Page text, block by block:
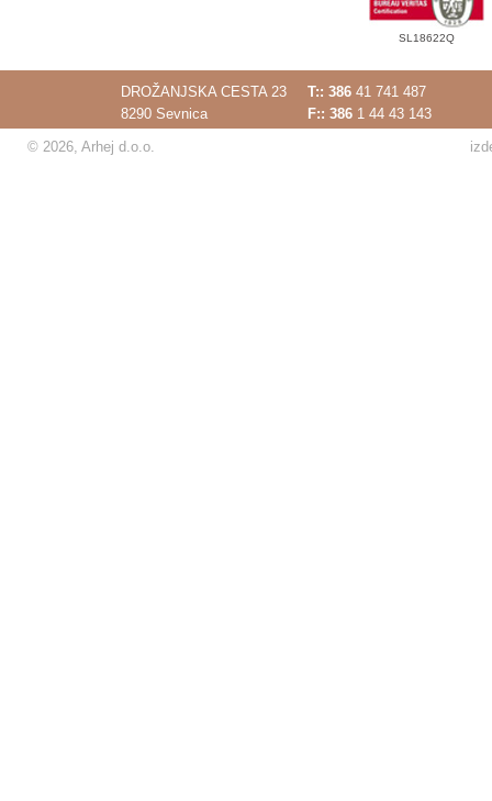
SL18622Q
DROŽANJSKA CESTA 23
8290 Sevnica
T:: 386 41 741 487
F:: 386 1 44 43 143
© 2026, Arhej d.o.o.